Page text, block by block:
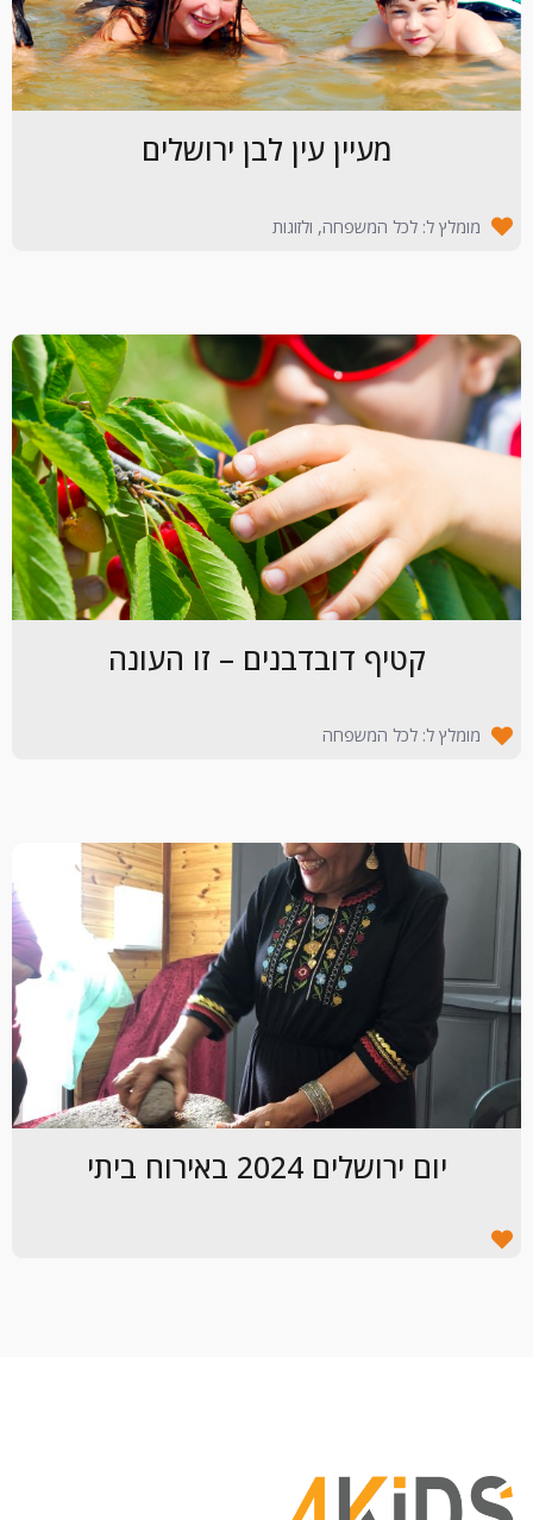
מעיין עין לבן ירושלים
מומלץ ל: לכל המשפחה, ולזוגות
קטיף דובדבנים – זו העונה
מומלץ ל: לכל המשפחה
יום ירושלים 2024 באירוח ביתי